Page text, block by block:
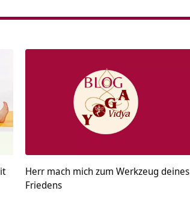
Herr mach mich zum Werkzeug deines
Friedens